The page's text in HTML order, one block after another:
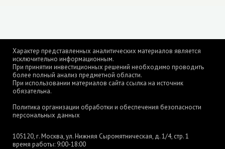
Характер представленных аналитических материалов является
исключительно информационным.
При принятии инвестиционных решений необходимо проводить
более полный анализ предметной области.
При использовании материалов сайта ссылка на источник
обязательна.
Политика организации обработки и обеспечения безопасности
персональных данных
105120, г. Москва, ул. Нижняя Сыромятническая, д. 1/4, стр. 1
время работы: 9:00-18:00